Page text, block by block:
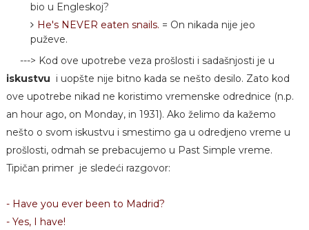
bio u Engleskoj?
He's NEVER eaten snails. = On nikada nije jeo
puževe.
---> Kod ove upotrebe veza prošlosti i sadašnjosti je u
iskustvu i uopšte nije bitno kada se nešto desilo. Zato kod
ove upotrebe nikad ne koristimo vremenske odrednice (n.p.
an hour ago, on Monday, in 1931). Ako želimo da kažemo
nešto o svom iskustvu i smestimo ga u odredjeno vreme u
prošlosti, odmah se prebacujemo u Past Simple vreme.
Tipičan primer je sledeći razgovor:
- Have you ever been to Madrid?
- Yes, I have!